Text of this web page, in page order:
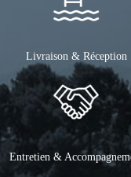
Livraison & Réception
Entretien &